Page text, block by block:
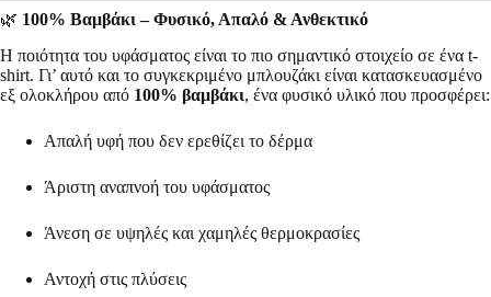
🌿 100% Βαμβάκι – Φυσικό, Απαλό & Ανθεκτικό
Η ποιότητα του υφάσματος είναι το πιο σημαντικό στοιχείο σε ένα t-
shirt. Γι’ αυτό και το συγκεκριμένο μπλουζάκι είναι κατασκευασμένο
εξ ολοκλήρου από 100% βαμβάκι, ένα φυσικό υλικό που προσφέρει:
Απαλή υφή που δεν ερεθίζει το δέρμα
Άριστη αναπνοή του υφάσματος
Άνεση σε υψηλές και χαμηλές θερμοκρασίες
Αντοχή στις πλύσεις